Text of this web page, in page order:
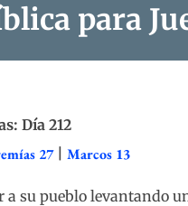
para
Día 212
27| Marcos 13
a su pueblo levantando